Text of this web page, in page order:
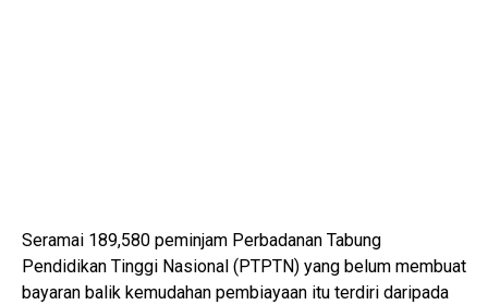
Seramai 189,580 peminjam Perbadanan Tabung
Pendidikan Tinggi Nasional (PTPTN) yang belum membuat
bayaran balik kemudahan pembiayaan itu terdiri daripada